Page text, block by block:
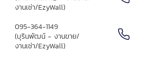
งานเช่า/EzyWall)​
095-364-1149
(บุรินพัฒน์ - งานขาย/
งานเช่า/EzyWall)